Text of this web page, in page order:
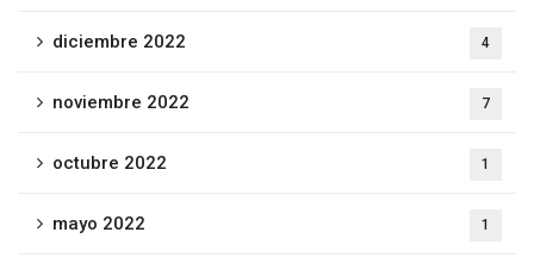
diciembre 2022 4
noviembre 2022 7
octubre 2022 1
mayo 2022 1